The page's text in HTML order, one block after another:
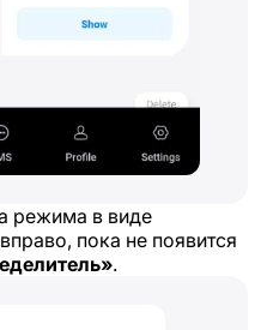
режима в виде
пока не появится
.